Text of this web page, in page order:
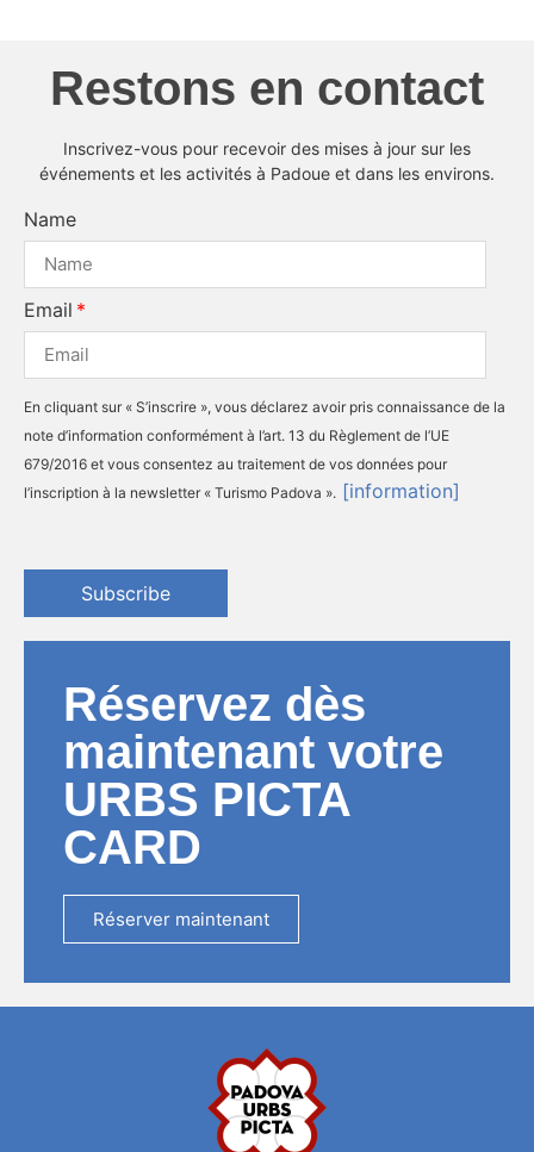
Restons en contact
Inscrivez-vous pour recevoir des mises à jour sur les
événements et les activités à Padoue et dans les environs.
Name
Email
En cliquant sur « S’inscrire », vous déclarez avoir pris connaissance de la
note d’information conformément à l’art. 13 du Règlement de l’UE
679/2016 et vous consentez au traitement de vos données pour
l’inscription à la newsletter « Turismo Padova ». [information]
Subscribe
Réservez dès
maintenant votre
URBS PICTA
CARD
Réserver maintenant